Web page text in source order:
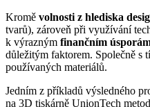
Kromě volnosti z hlediska
tvarů), zároveň při využívání
k výrazným finančním
důležitým faktorem. Společně s
používaných materiálů.
Jedním z příkladů výsledného
na 3D tiskárně UnionTech